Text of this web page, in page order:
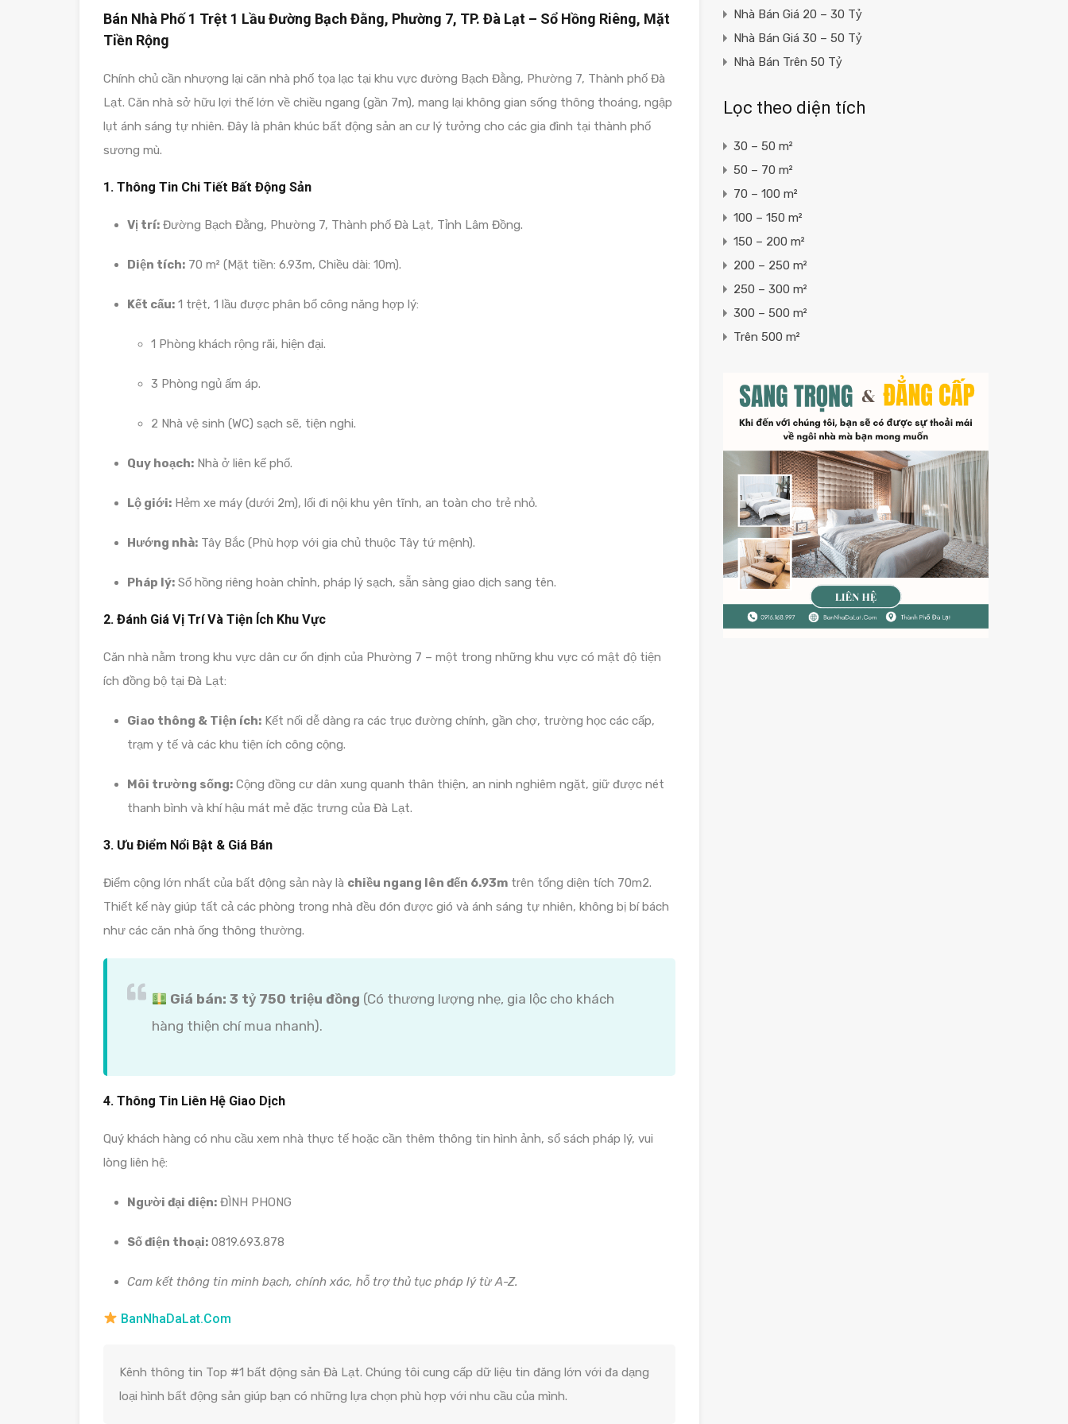
Bán Nhà Phố 1 Trệt 1 Lầu Đường Bạch Đằng, Phường 7, TP. Đà Lạt – Sổ Hồng Riêng, Mặt
Tiền Rộng
Chính chủ cần nhượng lại căn nhà phố tọa lạc tại khu vực đường Bạch Đằng, Phường 7, Thành phố Đà
Lạt. Căn nhà sở hữu lợi thế lớn về chiều ngang (gần 7m), mang lại không gian sống thông thoáng, ngập
lụt ánh sáng tự nhiên. Đây là phân khúc bất động sản an cư lý tưởng cho các gia đình tại thành phố
sương mù.
1. Thông Tin Chi Tiết Bất Động Sản
Vị trí: Đường Bạch Đằng, Phường 7, Thành phố Đà Lạt, Tỉnh Lâm Đồng.
Diện tích: 70 m² (Mặt tiền: 6.93m, Chiều dài: 10m).
Kết cấu: 1 trệt, 1 lầu được phân bổ công năng hợp lý:
1 Phòng khách rộng rãi, hiện đại.
3 Phòng ngủ ấm áp.
2 Nhà vệ sinh (WC) sạch sẽ, tiện nghi.
Quy hoạch: Nhà ở liên kế phố.
Lộ giới: Hẻm xe máy (dưới 2m), lối đi nội khu yên tĩnh, an toàn cho trẻ nhỏ.
Hướng nhà: Tây Bắc (Phù hợp với gia chủ thuộc Tây tứ mệnh).
Pháp lý: Sổ hồng riêng hoàn chỉnh, pháp lý sạch, sẵn sàng giao dịch sang tên.
2. Đánh Giá Vị Trí Và Tiện Ích Khu Vực
Căn nhà nằm trong khu vực dân cư ổn định của Phường 7 – một trong những khu vực có mật độ tiện
ích đồng bộ tại Đà Lạt:
Giao thông & Tiện ích: Kết nối dễ dàng ra các trục đường chính, gần chợ, trường học các cấp,
trạm y tế và các khu tiện ích công cộng.
Môi trường sống: Cộng đồng cư dân xung quanh thân thiện, an ninh nghiêm ngặt, giữ được nét
thanh bình và khí hậu mát mẻ đặc trưng của Đà Lạt.
3. Ưu Điểm Nổi Bật & Giá Bán
Điểm cộng lớn nhất của bất động sản này là chiều ngang lên đến 6.93m trên tổng diện tích 70m2.
Thiết kế này giúp tất cả các phòng trong nhà đều đón được gió và ánh sáng tự nhiên, không bị bí bách
như các căn nhà ống thông thường.
Giá bán: 3 tỷ 750 triệu đồng (Có thương lượng nhẹ, gia lộc cho khách
hàng thiện chí mua nhanh).
4. Thông Tin Liên Hệ Giao Dịch
Quý khách hàng có nhu cầu xem nhà thực tế hoặc cần thêm thông tin hình ảnh, sổ sách pháp lý, vui
lòng liên hệ:
Người đại diện: ĐÌNH PHONG
Số điện thoại: 0819.693.878
Cam kết thông tin minh bạch, chính xác, hỗ trợ thủ tục pháp lý từ A-Z.
BanNhaDaLat.Com
Kênh thông tin Top #1 bất động sản Đà Lạt. Chúng tôi cung cấp dữ liệu tin đăng lớn với đa dạng
loại hình bất động sản giúp bạn có những lựa chọn phù hợp với nhu cầu của mình.
Nhà Bán Giá 20 – 30 Tỷ
Nhà Bán Giá 30 – 50 Tỷ
Nhà Bán Trên 50 Tỷ
Lọc theo diện tích
30 – 50 m²
50 – 70 m²
70 – 100 m²
100 – 150 m²
150 – 200 m²
200 – 250 m²
250 – 300 m²
300 – 500 m²
Trên 500 m²